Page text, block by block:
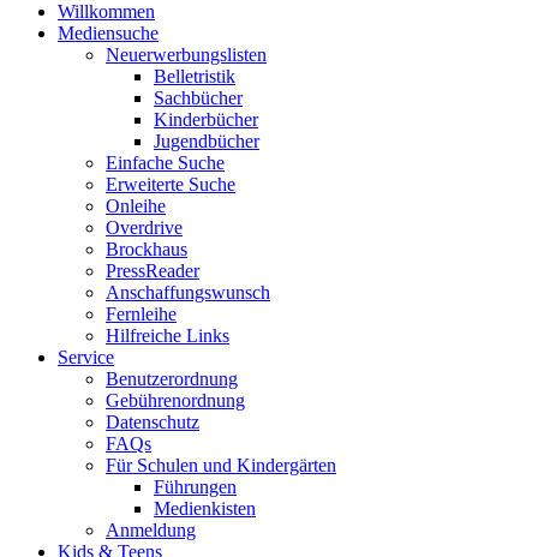
Willkommen
Mediensuche
Neuerwerbungslisten
Belletristik
Sachbücher
Kinderbücher
Jugendbücher
Einfache Suche
Erweiterte Suche
Onleihe
Overdrive
Brockhaus
PressReader
Anschaffungswunsch
Fernleihe
Hilfreiche Links
Service
Benutzerordnung
Gebührenordnung
Datenschutz
FAQs
Für Schulen und Kindergärten
Führungen
Medienkisten
Anmeldung
Kids & Teens